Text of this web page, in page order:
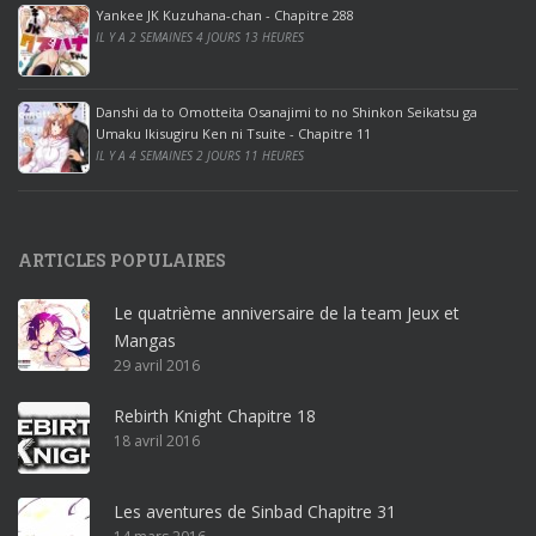
ff
i
c
e
2
0
1
r
o
ff
i
c
e
3
Yankee JK Kuzuhana-chan - Chapitre 288
IL Y A 2 SEMAINES 4 JOURS 13 HEURES
Danshi da to Omotteita Osanajimi to no Shinkon Seikatsu ga
Umaku Ikisugiru Ken ni Tsuite - Chapitre 11
IL Y A 4 SEMAINES 2 JOURS 11 HEURES
ARTICLES POPULAIRES
Le quatrième anniversaire de la team Jeux et
Mangas
29 avril 2016
Rebirth Knight Chapitre 18
18 avril 2016
Les aventures de Sinbad Chapitre 31